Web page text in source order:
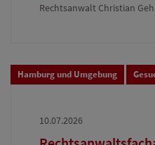
Rechtsanwalt Christian
Hamburg und Umgebung
10.07.2026